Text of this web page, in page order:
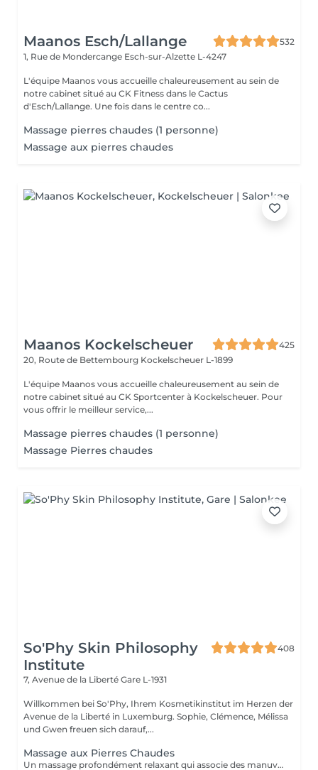
Maanos Esch/Lallange
532
1, Rue de Mondercange Esch-sur-Alzette L-4247
L'équipe Maanos vous accueille chaleureusement au sein de
notre cabinet situé au CK Fitness dans le Cactus
d'Esch/Lallange. Une fois dans le centre co...
Massage pierres chaudes (1 personne)
Massage aux pierres chaudes
Maanos Kockelscheuer
425
20, Route de Bettembourg Kockelscheuer L-1899
L'équipe Maanos vous accueille chaleureusement au sein de
notre cabinet situé au CK Sportcenter à Kockelscheuer. Pour
vous offrir le meilleur service,...
Massage pierres chaudes (1 personne)
Massage Pierres chaudes
So'Phy Skin Philosophy
Institute
408
7, Avenue de la Liberté Gare L-1931
Willkommen bei So'Phy, Ihrem Kosmetikinstitut im Herzen der
Avenue de la Liberté in Luxemburg. Sophie, Clémence, Mélissa
und Gwen freuen sich darauf,...
Massage aux Pierres Chaudes
Un massage profondément relaxant qui associe des manuvres enveloppantes à la chaleur des pierres volcaniques. La chaleur diffuse permet de relâcher les tensions musculaires en profondeur, favorise la détente et procure une sensation immédiate de lâcher-prise. Les mouvements lents et harmonieux accompagnent le corps vers un état de relaxation intense, tout en améliorant la circulation et la sensation de légèreté. Un soin idéal pour se détendre profondément, relâcher le stress et retrouver un équilibre entre le corps et l'esprit.